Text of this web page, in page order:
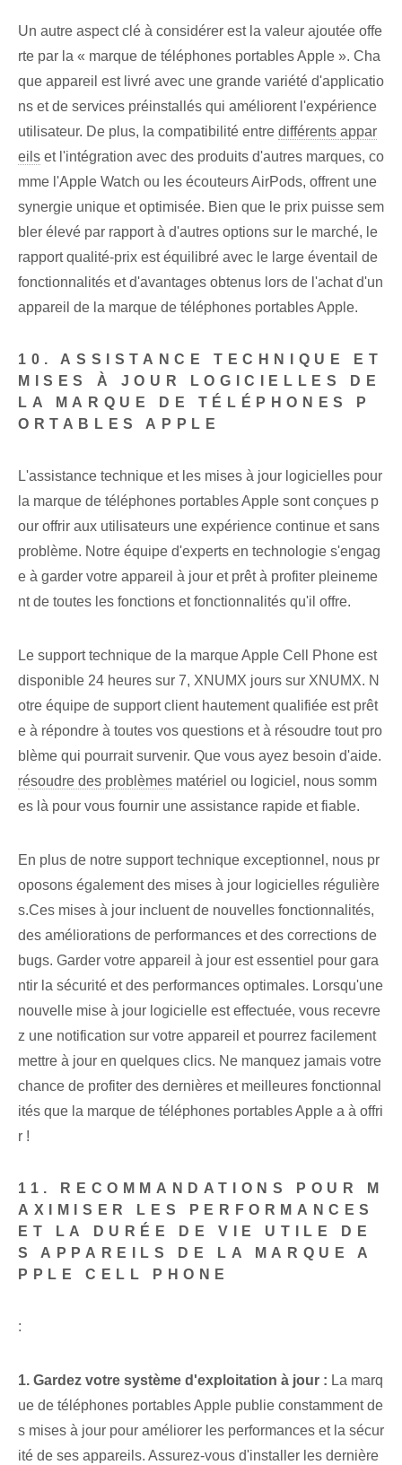
Un autre aspect clé à considérer est la valeur ajoutée offe
rte par la « marque de téléphones portables Apple ». Cha
que appareil est livré avec une grande variété d'applicatio
ns et de services préinstallés qui améliorent l'expérience
utilisateur. De plus, la compatibilité entre différents appar
eils ⁣et l'intégration avec des produits d'autres marques, co
mme l'Apple Watch ou les écouteurs AirPods, offrent une
synergie unique et optimisée. ⁣Bien que le prix puisse sem
bler élevé par rapport à d'autres options⁢ sur le marché, le ⁣
rapport qualité-prix est équilibré ⁤avec le large éventail de
fonctionnalités et d'avantages obtenus lors de l'achat d'un
appareil de la marque de téléphones portables Apple.
10. ASSISTANCE TECHNIQUE ET
MISES À JOUR LOGICIELLES DE
LA MARQUE DE TÉLÉPHONES P
ORTABLES APPLE
L'assistance technique et les mises à jour logicielles pour
la marque de téléphones portables Apple sont conçues p
our offrir aux utilisateurs une expérience continue et sans
problème. Notre équipe d'experts en technologie s'engag
e à garder votre appareil à jour et prêt à profiter pleineme
nt de toutes les fonctions et fonctionnalités qu'il offre.
Le support technique de la marque Apple Cell Phone est
disponible 24 heures sur 7, XNUMX jours sur XNUMX. N
otre équipe de support client hautement qualifiée⁣ est prêt
e à répondre à toutes vos questions et​ à résoudre tout pro
blème qui pourrait survenir.⁢ Que vous ayez besoin d'aide.
résoudre des problèmes ⁤matériel ou logiciel, nous somm
es là pour vous fournir une ⁤assistance rapide et fiable.
En plus de notre support technique exceptionnel, nous pr
oposons également des mises à jour logicielles régulière
s.Ces mises à jour incluent de nouvelles fonctionnalités,
des améliorations de performances et des corrections de
bugs. Garder votre appareil à jour est essentiel pour gara
ntir la sécurité et des performances optimales. Lorsqu'une
nouvelle mise à jour logicielle est effectuée, vous recevre
z une notification sur votre appareil et pourrez facilement
mettre à jour en quelques clics. Ne manquez jamais votre
chance de profiter des dernières et meilleures fonctionnal
ités que la marque de téléphones portables Apple a à offri
r !
11. RECOMMANDATIONS POUR M
AXIMISER LES PERFORMANCES
ET LA DURÉE DE VIE UTILE DE
S APPAREILS DE LA MARQUE A
PPLE CELL PHONE
:
1. Gardez votre système d'exploitation à jour : La marq
ue de téléphones portables Apple publie constamment de
s mises à jour pour améliorer les performances et la sécur
ité de ses appareils. Assurez-vous d'installer les dernière